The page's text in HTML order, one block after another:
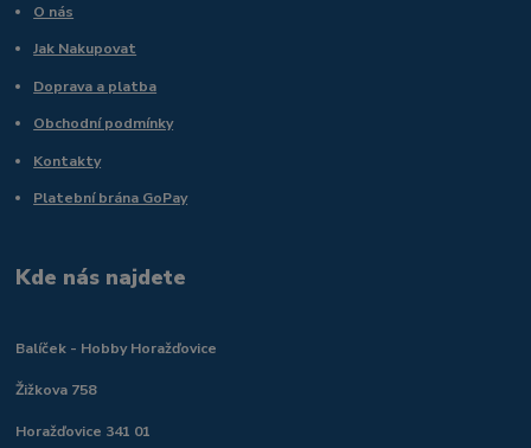
O nás
Jak Nakupovat
Doprava a platba
Obchodní podmínky
Kontakty
Platební brána GoPay
Kde nás najdete
Balíček - Hobby Horažďovice
Žižkova 758
Horažďovice 341 01